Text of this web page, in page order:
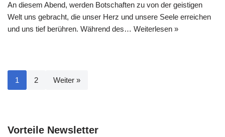
An diesem Abend, werden Botschaften zu von der geistigen
Welt uns gebracht, die unser Herz und unsere Seele erreichen
und uns tief berühren. Während des… Weiterlesen »
1 2 Weiter »
Vorteile Newsletter